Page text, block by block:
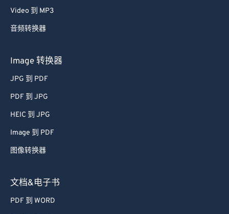
Video 到 MP3
音频转换器
Image 转换器
JPG 到 PDF
PDF 到 JPG
HEIC 到 JPG
Image 到 PDF
图像转换器
文档&电子书
PDF 到 WORD